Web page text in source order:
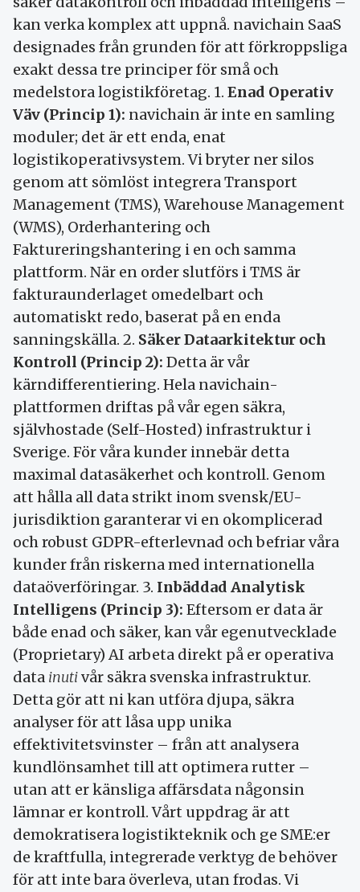
kan verka komplex att uppnå. navichain SaaS
designades från grunden för att förkroppsliga
exakt dessa tre principer för små och
medelstora logistikföretag. 1. Enad Operativ
Väv (Princip 1): navichain är inte en samling
moduler; det är ett enda, enat
logistikoperativsystem. Vi bryter ner silos
genom att sömlöst integrera Transport
Management (TMS), Warehouse Management
(WMS), Orderhantering och
Faktureringshantering i en och samma
plattform. När en order slutförs i TMS är
fakturaunderlaget omedelbart och
automatiskt redo, baserat på en enda
sanningskälla. 2. Säker Dataarkitektur och
Kontroll (Princip 2): Detta är vår
kärndifferentiering. Hela navichain-
plattformen driftas på vår egen säkra,
självhostade (Self-Hosted) infrastruktur i
Sverige. För våra kunder innebär detta
maximal datasäkerhet och kontroll. Genom
att hålla all data strikt inom svensk/EU-
jurisdiktion garanterar vi en okomplicerad
och robust GDPR-efterlevnad och befriar våra
kunder från riskerna med internationella
dataöverföringar. 3. Inbäddad Analytisk
Intelligens (Princip 3): Eftersom er data är
både enad och säker, kan vår egenutvecklade
(Proprietary) AI arbeta direkt på er operativa
data inutivår säkra svenska infrastruktur.
Detta gör att ni kan utföra djupa, säkra
analyser för att låsa upp unika
effektivitetsvinster – från att analysera
kundlönsamhet till att optimera rutter –
utan att er känsliga affärsdata någonsin
lämnar er kontroll. Vårt uppdrag är att
demokratisera logistikteknik och ge SME:er
de kraftfulla, integrerade verktyg de behöver
för att inte bara överleva, utan frodas. Vi